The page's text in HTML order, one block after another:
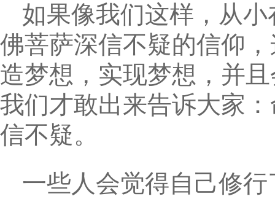
如果像我们这样，从
佛菩萨深信不疑的信仰
造梦想，实现梦想，并
我们才敢出来告诉大家
信不疑。
一些人会觉得自己修